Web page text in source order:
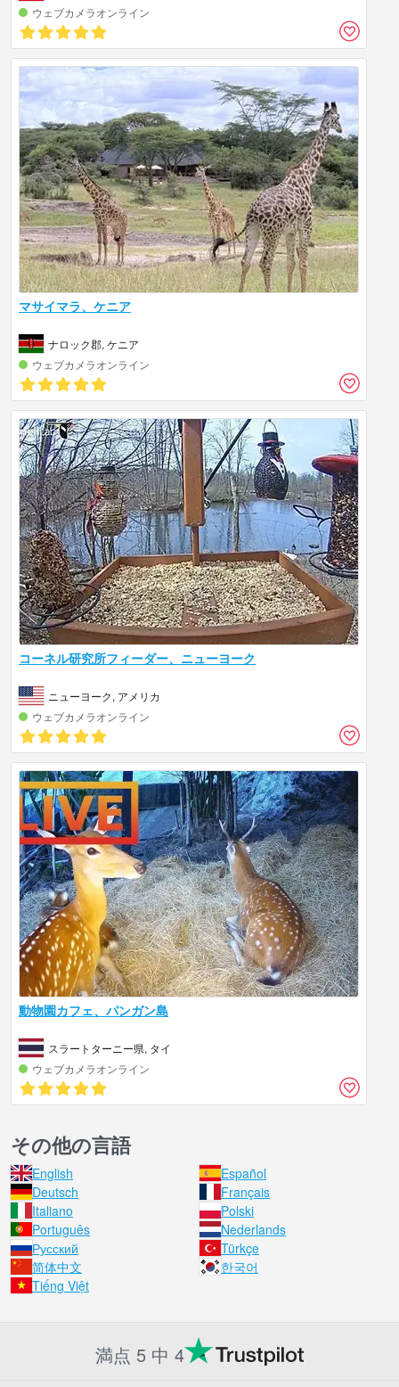
ウェブカメラオンライン
マサイマラ、ケニア
ナロック郡, ケニア
ウェブカメラオンライン
コーネル研究所フィーダー、ニューヨーク
ニューヨーク, アメリカ
ウェブカメラオンライン
動物園カフェ、パンガン島
スラートターニー県, タイ
ウェブカメラオンライン
その他の言語
English
Español
Deutsch
Français
Italiano
Polski
Português
Nederlands
Русский
Türkçe
简体中文
한국어
Tiếng Việt
満点 5 中 4